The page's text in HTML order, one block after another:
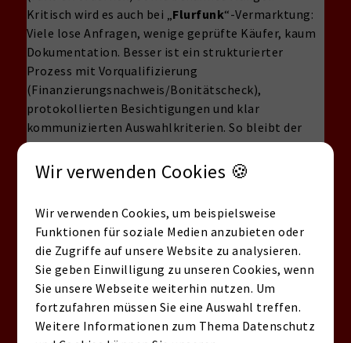
Kritisch wird es auch bei „ Flurfunk“-Vermarktung:
Viele lose Anfragen, wenige geprüfte Käufer, kaum
Dokumentation. Besser ist ein strukturierter
Prozess mit Vorqualifizierung
(Finanzierungsnachweis/Bonitätscheck),
protokollierten Besichtigungen und klar
kommunizierten Auswahlkriterien. So bleibt der
Off-Market Verkauf in Berlin diskret – und
gleichzeitig nachvollziehbar. Wenn Sie dazu Fragen
haben, schreiben oder rufen Sie uns gern an.
Transparenz-Playbook 2026: So
läuft ein sauberer Off-Market
Prozess ab
Konkreter Ablauf für Eigentümer, Käufer
und Makler:
Marktwertanalyse/Immobilienbewertung,
Wir verwenden Cookies 🍪
Wir verwenden Cookies, um beispielsweise
Funktionen für soziale Medien anzubieten oder
die Zugriffe auf unsere Website zu analysieren.
Sie geben Einwilligung zu unseren Cookies, wenn
Sie unsere Webseite weiterhin nutzen. Um
fortzufahren müssen Sie eine Auswahl treffen.
Weitere Informationen zum Thema Datenschutz